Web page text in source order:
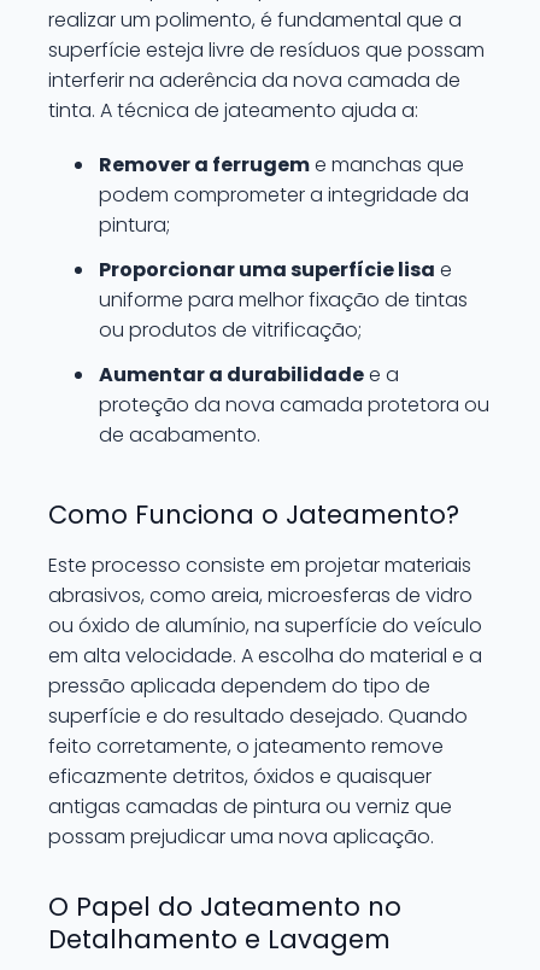
realizar um polimento, é fundamental que a
superfície esteja livre de resíduos que possam
interferir na aderência da nova camada de
tinta. A técnica de jateamento ajuda a:
Remover a ferrugeme manchas que
podem comprometer a integridade da
pintura;
Proporcionar uma superfície lisa e
uniforme para melhor fixação de tintas
ou produtos de vitrificação;
Aumentar a durabilidadee a
proteção da nova camada protetora ou
de acabamento.
Como Funciona o Jateamento?
Este processo consiste em projetar materiais
abrasivos, como areia, microesferas de vidro
ou óxido de alumínio, na superfície do veículo
em alta velocidade. A escolha do material e a
pressão aplicada dependem do tipo de
superfície e do resultado desejado. Quando
feito corretamente, o jateamento remove
eficazmente detritos, óxidos e quaisquer
antigas camadas de pintura ou verniz que
possam prejudicar uma nova aplicação.
O Papel do Jateamento no
Detalhamento e Lavagem